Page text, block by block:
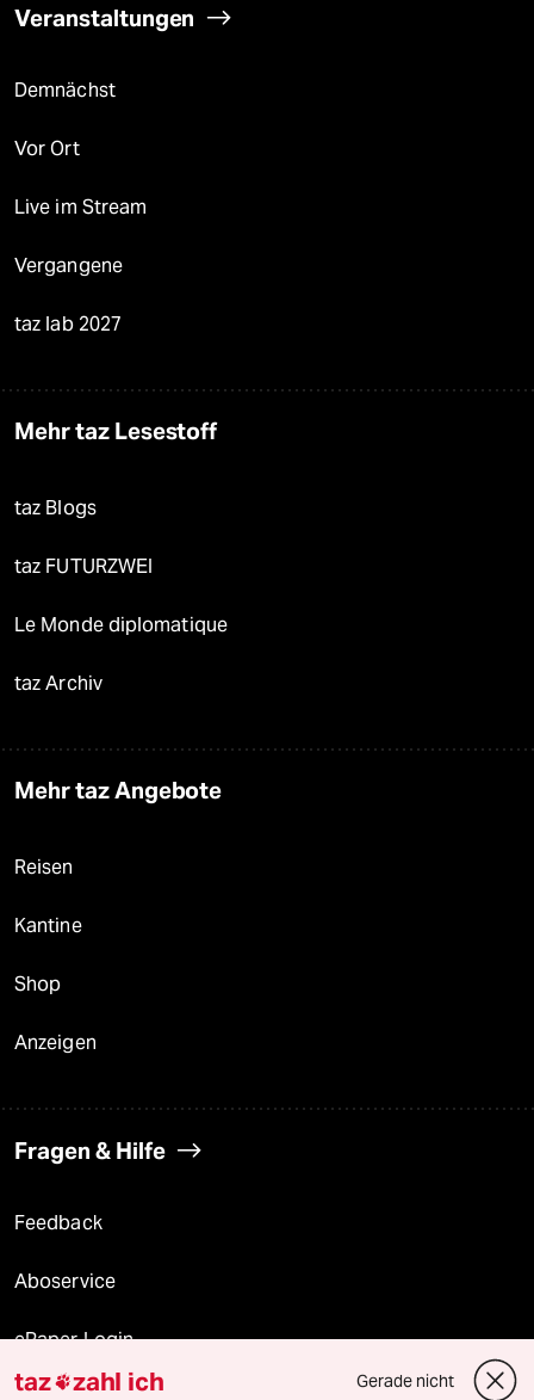
Veranstaltungen
Demnächst
Vor Ort
Live im Stream
Vergangene
taz lab 2027
Mehr taz Lesestoff
taz Blogs
taz FUTURZWEI
Le Monde diplomatique
taz Archiv
Mehr taz Angebote
Reisen
Kantine
Shop
Anzeigen
Fragen & Hilfe
Feedback
Aboservice
ePaper Login
taz zahl ich Gerade nicht